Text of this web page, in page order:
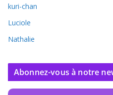
kuri-chan
Luciole
Nathalie
Abonnez-vous à notre